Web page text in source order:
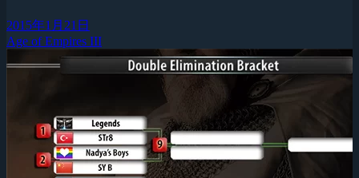
2015年1月21日
Age of Empires III